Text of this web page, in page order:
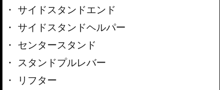
サイドスタンドエンド
サイドスタンドヘルパー
センタースタンド
スタンドプルレバー
リフター